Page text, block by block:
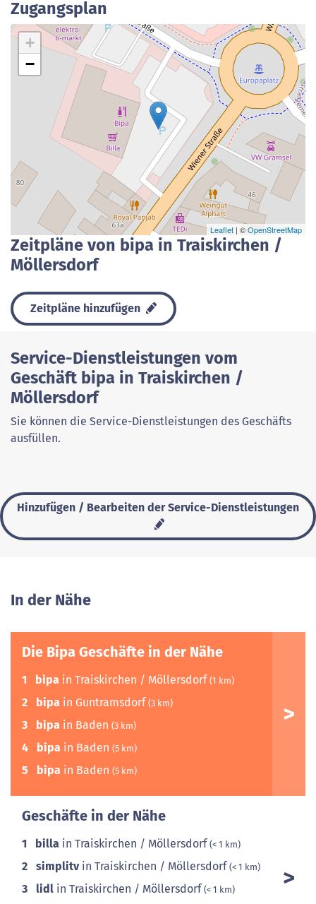
Zugangsplan
+
−
Leaflet | ©OpenStreetMap
Zeitpläne von bipa in Traiskirchen /
Möllersdorf
Zeitpläne hinzufügen
Service-Dienstleistungen vom
Geschäft bipa in Traiskirchen /
Möllersdorf
Sie können die Service-Dienstleistungen des Geschäfts
ausfüllen.
Hinzufügen / Bearbeiten der Service-Dienstleistungen
In der Nähe
Die Bipa Geschäfte in der Nähe
1 bipa in Traiskirchen / Möllersdorf (1 km)
2 bipa in Guntramsdorf (3 km)
3 bipa in Baden (3 km)
4 bipa in Baden (5 km)
5 bipa in Baden (5 km)
Geschäfte in der Nähe
1 billa in Traiskirchen / Möllersdorf(< 1 km)
2 simplitvin Traiskirchen / Möllersdorf(< 1 km)
3 lidl in Traiskirchen / Möllersdorf(< 1 km)